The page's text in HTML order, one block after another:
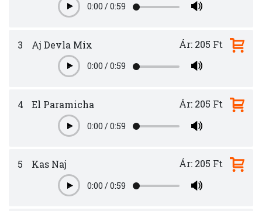
Play0:00 /0:59
3 Aj Devla Mix
Play0:00 /0:59
Ár: 205 Ft
4 El Paramicha
Play0:00 /0:59
Ár: 205 Ft
5 Kas Naj
Play0:00 /0:59
Ár: 205 Ft